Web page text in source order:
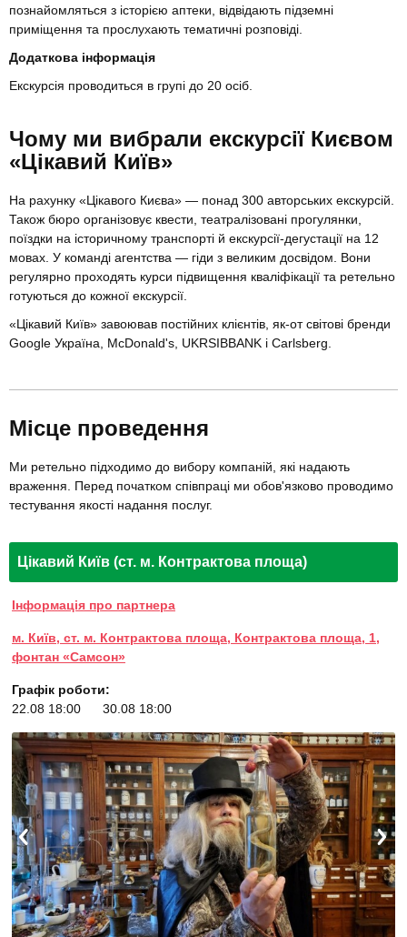
познайомляться з історією аптеки, відвідають підземні
приміщення та прослухають тематичні розповіді.
Додаткова інформація
Екскурсія проводиться в групі до 20 осіб.
Чому ми вибрали екскурсії Києвом
«Цікавий Київ»
На рахунку «Цікавого Києва» — понад 300 авторських екскурсій.
Також бюро організовує квести, театралізовані прогулянки,
поїздки на історичному транспорті й екскурсії-дегустації на 12
мовах. У команді агентства — гіди з великим досвідом. Вони
регулярно проходять курси підвищення кваліфікації та ретельно
готуються до кожної екскурсії.
«Цікавий Київ» завоював постійних клієнтів, як-от світові бренди
Google Україна, McDonald's, UKRSIBBANK і Carlsberg.
Місце проведення
Ми ретельно підходимо до вибору компаній, які надають
враження. Перед початком співпраці ми обов'язково проводимо
тестування якості надання послуг.
Цікавий Київ (ст. м. Контрактова площа)
Інформація про партнера
м. Київ, ст. м. Контрактова площа, Контрактова площа, 1,
фонтан «Самсон»
Графік роботи:
22.08 18:00
30.08 18:00